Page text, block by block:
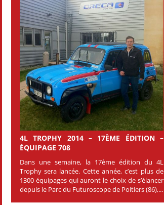
4L TROPHY 2014 – 17ÈME ÉDITION –
ÉQUIPAGE 708
Dans une semaine, la 17ème édition du 4L
Trophy sera lancée. Cette année, c’est plus de
1300 équipages qui auront le choix de s’élancer
depuis le Parc du Futuroscope de Poitiers (86),...